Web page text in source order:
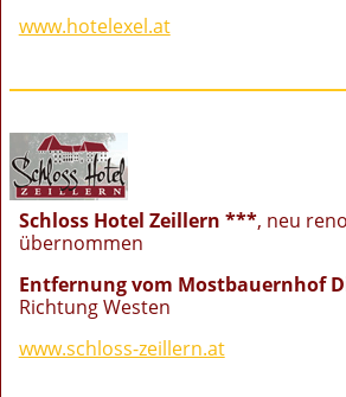
www.hotelexel.at
Schloss Hotel Zeillern ***, neu
übernommen
Entfernung vom Mostbauernhof
Richtung Westen
www.schloss-zeillern.at